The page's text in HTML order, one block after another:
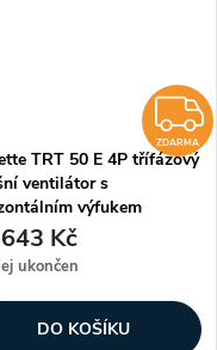
ZDARMA
TRT 50 E 4P třífázový
ventilátor s
výfukem
Kč
ukončen
DO KOŠÍKU